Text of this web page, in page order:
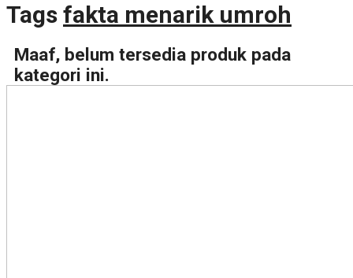
Tags fakta menarik umroh
Maaf, belum tersedia produk pada
kategori ini.